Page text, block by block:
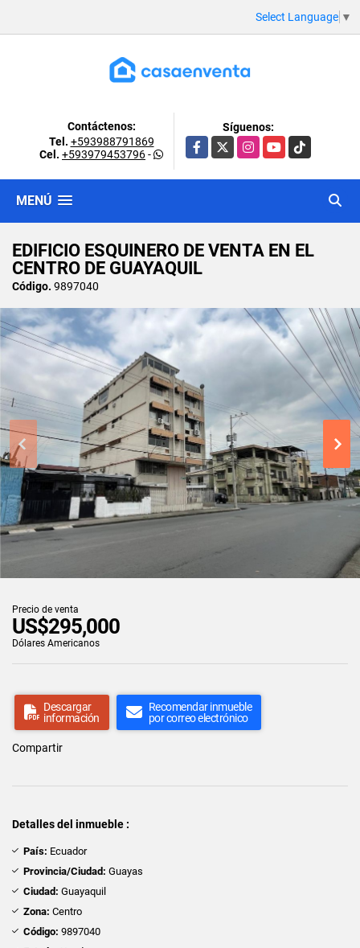
Select Language ▼
Contáctenos:
Tel. +593988791869
Cel. +593979453796-
Síguenos:
Facebook
X InstagramYouTubeTikTok
MENÚ
EDIFICIO ESQUINERO DE VENTA EN EL
CENTRO DE GUAYAQUIL
Código. 9897040
Precio de venta
US$295,000
Dólares Americanos
Descargar
información
Recomendar inmueble
por correo electrónico
Compartir
Detalles del inmueble :
País: Ecuador
Provincia/Ciudad: Guayas
Ciudad: Guayaquil
Zona: Centro
Código: 9897040